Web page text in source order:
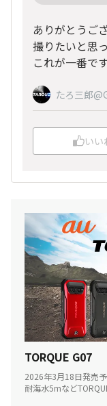
ありがとうご
撮りたいと思
これが一番で
たろ三郎
いい
TORQUE G07
2026年3月18日発売
耐海水5mなど